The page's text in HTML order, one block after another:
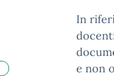
In
e non